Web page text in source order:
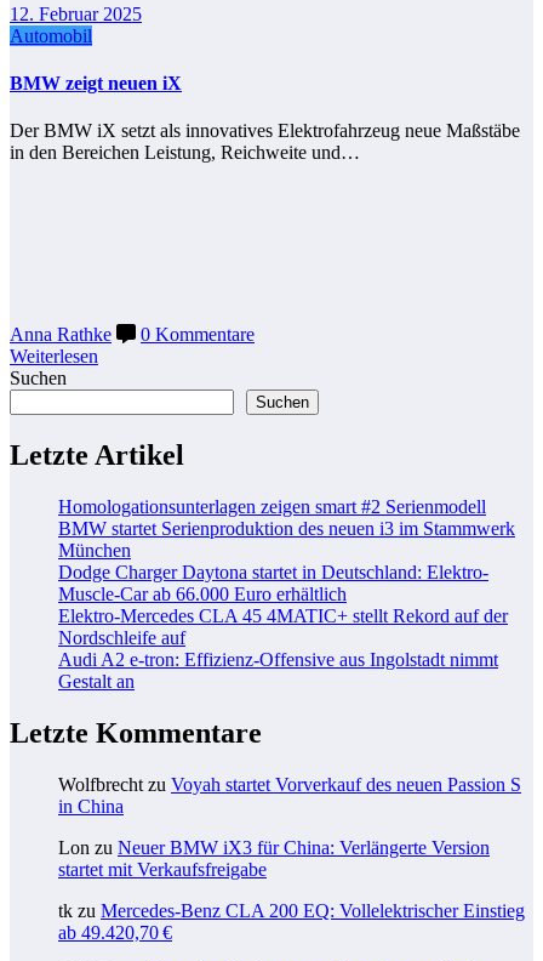
12. Februar 2025
Automobil
BMW zeigt neuen iX
Der BMW iX setzt als innovatives Elektrofahrzeug neue Maßstäbe
in den Bereichen Leistung, Reichweite und…
Anna Rathke
0 Kommentare
Weiterlesen
Suchen
Suchen
Letzte Artikel
Homologationsunterlagen zeigen smart #2 Serienmodell
BMW startet Serienproduktion des neuen i3 im Stammwerk
München
Dodge Charger Daytona startet in Deutschland: Elektro-
Muscle-Car ab 66.000 Euro erhältlich
Elektro-Mercedes CLA 45 4MATIC+ stellt Rekord auf der
Nordschleife auf
Audi A2 e-tron: Effizienz-Offensive aus Ingolstadt nimmt
Gestalt an
Letzte Kommentare
Wolfbrecht zu Voyah startet Vorverkauf des neuen Passion S
in China
Lon zu Neuer BMW iX3 für China: Verlängerte Version
startet mit Verkaufsfreigabe
tk zu Mercedes-Benz CLA 200 EQ: Vollelektrischer Einstieg
ab 49.420,70 €